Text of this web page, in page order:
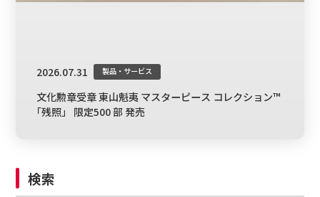
2026.07.31 製品・サービス
文化勲章受章 東山魁夷 マスターピース コレクション™
｢残照」 限定500 部 発売
検索